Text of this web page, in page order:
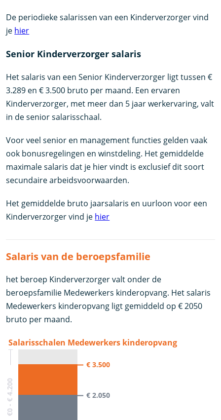
De periodieke salarissen van een Kinderverzorger vind
je hier
Senior Kinderverzorger salaris
Het salaris van een Senior Kinderverzorger ligt tussen €
3.289 en € 3.500 bruto per maand. Een ervaren
Kinderverzorger, met meer dan 5 jaar werkervaring, valt
in de senior salarisschaal.
Voor veel senior en management functies gelden vaak
ook bonusregelingen en winstdeling. Het gemiddelde
maximale salaris dat je hier vindt is exclusief dit soort
secundaire arbeidsvoorwaarden.
Het gemiddelde bruto jaarsalaris en uurloon voor een
Kinderverzorger vind je hier
Salaris van de beroepsfamilie
het beroep Kinderverzorger valt onder de
beroepsfamilie Medewerkers kinderopvang. Het salaris
Medewerkers kinderopvang ligt gemiddeld op € 2050
bruto per maand.
Salarisschalen Medewerkers kinderopvang
€0 - € 4.200
€ 3.500
€ 2.050